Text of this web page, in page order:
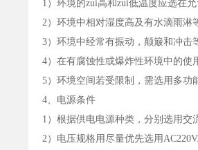
1）环境的zui高和zui低温度应选在
2）环境中相对湿度高及有水滴雨淋
3）环境中经常有振动，颠簸和冲击
4）在有腐蚀性或爆炸性环境中的使
5）环境空间若受限制，需选用多功
4、电源条件
1）根据供电电源种类，分别选用
2）电压规格用尽量优先选用